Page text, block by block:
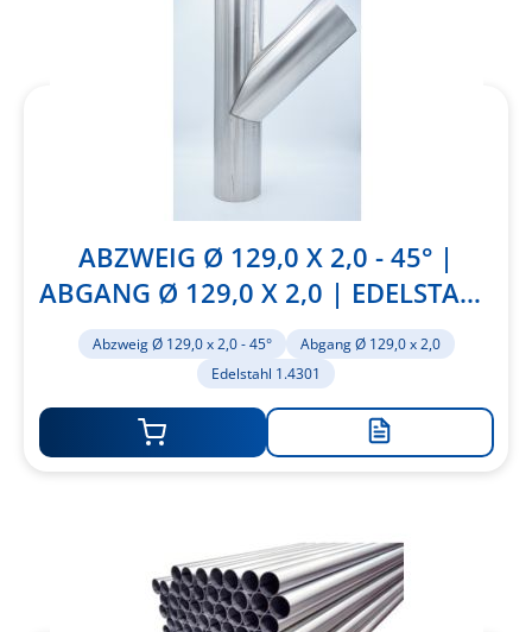
ABZWEIG Ø 129,0 X 2,0 - 45° |
ABGANG Ø 129,0 X 2,0 | EDELSTAHL
1.4301
Abzweig Ø 129,0 x 2,0 - 45°
Abgang Ø 129,0 x 2,0
Edelstahl 1.4301
Zur
hinzufügen